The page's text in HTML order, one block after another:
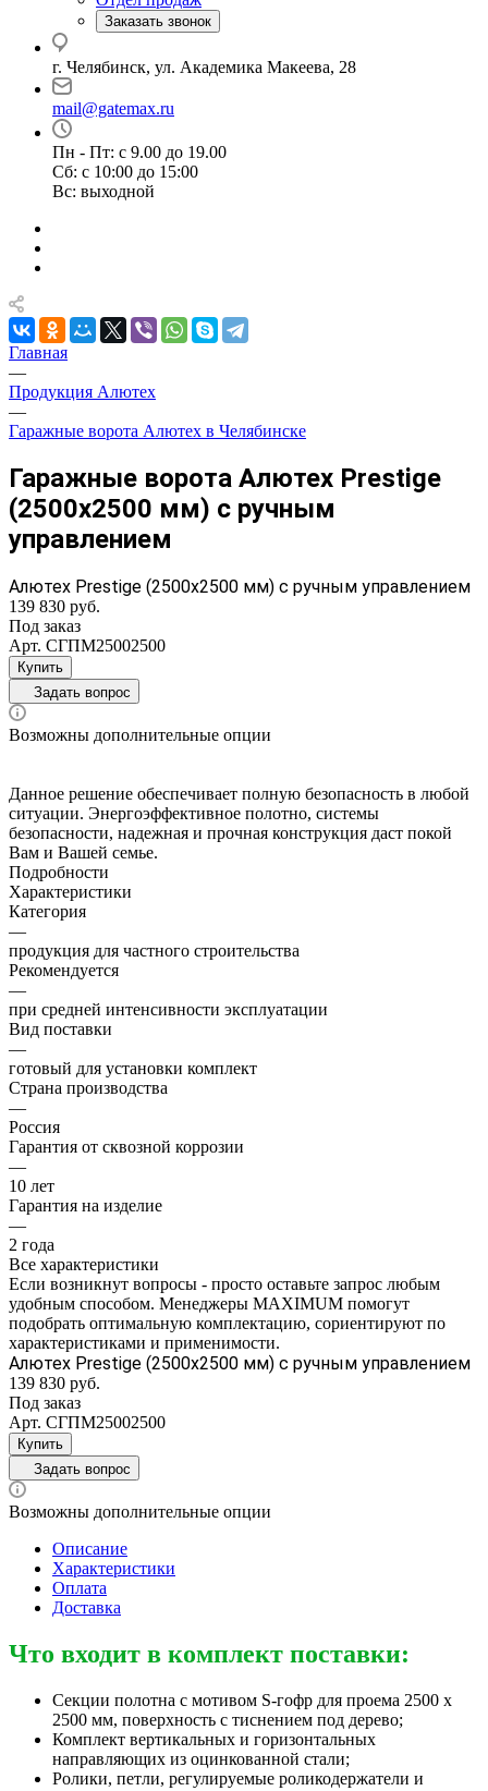
Заказать звонок
г. Челябинск, ул. Академика Макеева, 28
mail@gatemax.ru
Пн - Пт: с 9.00 до 19.00
Сб: с 10:00 до 15:00
Вс: выходной
Главная
—
Продукция Алютех
—
Гаражные ворота Алютех в Челябинске
Гаражные ворота Алютех Prestige
(2500x2500 мм) с ручным
управлением
Алютех Prestige (2500x2500 мм) с ручным управлением
139 830 руб.
Под заказ
Арт. СГПМ25002500
Купить
Задать вопрос
Возможны дополнительные опции
Данное решение обеспечивает полную безопасность в любой
ситуации. Энергоэффективное полотно, системы
безопасности, надежная и прочная конструкция даст покой
Вам и Вашей семье.
Подробности
Характеристики
Категория
—
продукция для частного строительства
Рекомендуется
—
при средней интенсивности эксплуатации
Вид поставки
—
готовый для установки комплект
Страна производства
—
Россия
Гарантия от сквозной коррозии
—
10 лет
Гарантия на изделие
—
2 года
Все характеристики
Если возникнут вопросы - просто оставьте запрос любым
удобным способом. Менеджеры MAXIMUM помогут
подобрать оптимальную комплектацию, сориентируют по
характеристиками и применимости.
Алютех Prestige (2500x2500 мм) с ручным управлением
139 830 руб.
Под заказ
Арт. СГПМ25002500
Купить
Задать вопрос
Возможны дополнительные опции
Описание
Характеристики
Оплата
Доставка
Что входит в комплект поставки:
Секции полотна с мотивом S-гофр для проема 2500 x
2500 мм, поверхность с тиснением под дерево;
Комплект вертикальных и горизонтальных
направляющих из оцинкованной стали;
Ролики, петли, регулируемые роликодержатели и